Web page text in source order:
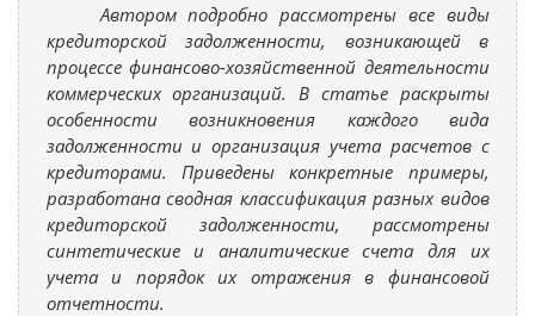
Автором подробно рассмотрены все виды
кредиторской задолженности, возникающей в
процессе финансово-хозяйственной деятельности
коммерческих организаций. В статье раскрыты
особенности возникновения каждого вида
задолженности и организация учета расчетов с
кредиторами. Приведены конкретные примеры,
разработана сводная классификация разных видов
кредиторской задолженности, рассмотрены
синтетические и аналитические счета для их
учета и порядок их отражения в финансовой
отчетности.